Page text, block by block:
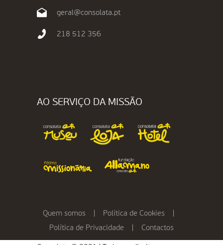
geral@consolata.pt
218 512 356
AO SERVIÇO DA MISSÃO
Quem somos Política de Cookies
Política de Privacidade
Contactos